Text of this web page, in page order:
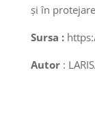
și în
Sursa :
Autor: